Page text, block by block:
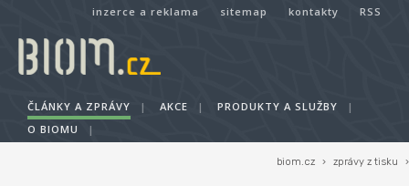
inzerce a reklama sitemap kontakty RSS
ČLÁNKY A ZPRÁVY | AKCE | PRODUKTY A SLUŽBY
|
O BIOMU
|
biom.cz › zprávy z tisku ›